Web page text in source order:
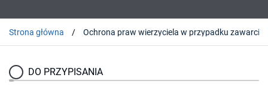
Strona główna
DO PRZYPISANIA